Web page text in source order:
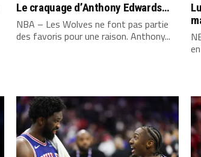
Le craquage d’Anthony Edwards…
NBA – Les Wolves ne font pas partie
des favoris pour une raison. Anthony...